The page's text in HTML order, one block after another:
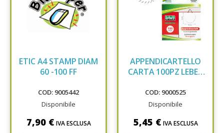
ETIC A4 STAMP DIAM
60 -100 FF
COD: 9005442
Disponibile
7,90 € IVA ESCLUSA
APPENDICARTELLO
CARTA 100PZ LEBEZ
COD: 9000525
Disponibile
5,45 € IVA ESCLUSA